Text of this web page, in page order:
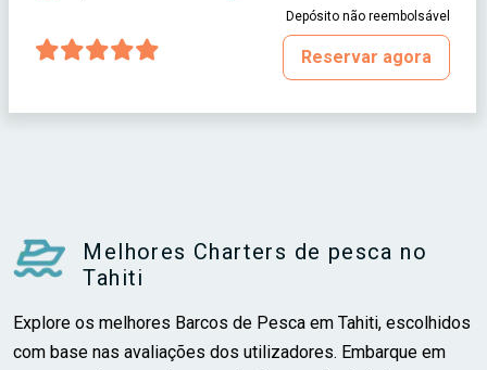
Depósito não reembolsável
Reservar agora
Melhores Charters de pesca no
Tahiti
Explore os melhores Barcos de Pesca em Tahiti, escolhidos
com base nas avaliações dos utilizadores. Embarque em